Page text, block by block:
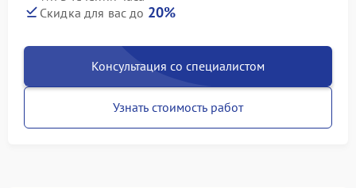
Скидка для вас до 20%
Консультация со специалистом
Узнать стоимость работ